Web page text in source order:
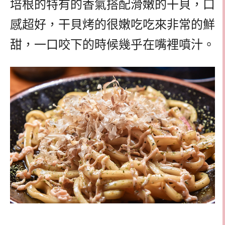
培根的特有的香氣搭配滑嫩的干貝，口
感超好，干貝烤的很嫩吃吃來非常的鮮
甜，一口咬下的時候幾乎在嘴裡噴汁。